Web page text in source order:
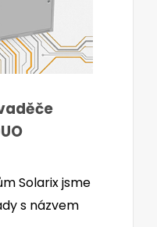
Solarix jsme
s názvem